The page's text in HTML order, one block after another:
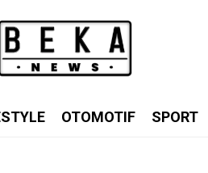
OTOMOTIF SPORT